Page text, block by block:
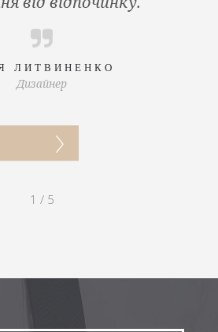
ЛИТВИНЕНКО
Дизайнер
1 / 5